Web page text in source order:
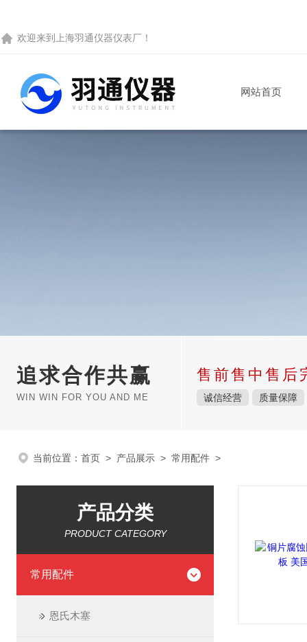
欢迎来到 上海羽通仪器仪表厂 ！
网站首页
追求合作共赢
WIN WIN FOR YOU AND ME
售前售中售后
诚信经营 质量保障
当前位置： 首页 > 产品展示 > 常用配件 >
产品分类
PRODUCT CATEGORY
常用配件
恩氏木塞